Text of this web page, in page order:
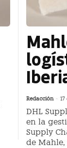
Redacción -
DHL
en la
Supply
de